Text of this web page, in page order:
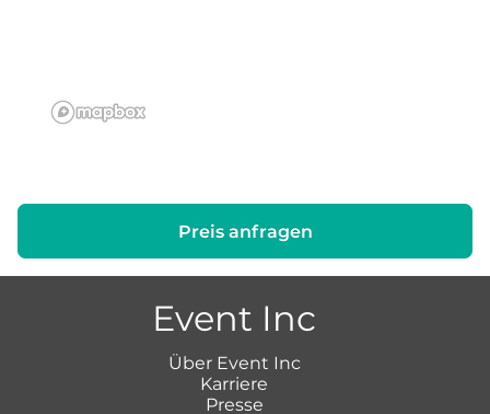
Preis anfragen
Event Inc
Über Event Inc
Karriere
Presse